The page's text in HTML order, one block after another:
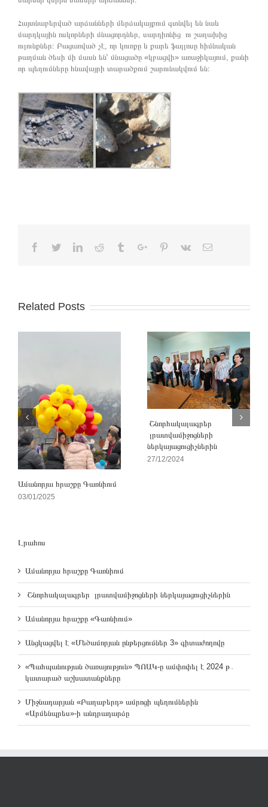
Հայտնաբերված արձանների մերձակայքում գտնվել են նաև
մարդկային ոսկորների մնացորդներ, սարդիոնից ու շաղախից
ուլունքներ։ Բացառված չէ, որ կուռքը և քարե ֆալլոսը հիմնական
թաղման ծեսի մի մասն են՝ մնացածը «կբացվի» առաջիկայում, քանի
որ պեղումները հնավայրի տարածքում շարունակվում են։
Facebook
TwitterLinkedinReddit TumblrGoogle+Pinterest
Vk Email
Related Posts
Ամանորյա հրաշքը Գառնիում
03/01/2025
Շնորհակալագրեր
լրատվամիջոցների
ներկայացուցիչներին
27/12/2024
Լրահոս
Ամանորյա հրաշքը Գառնիում
Շնորհակալագրեր լրատվամիջոցների ներկայացուցիչներին
Ամանորյա հրաշքը «Գառնիում»
Անցկացվել է «Մեծամորյան ընթերցումներ 3» գիտաժողովը
«Պահպանության ծառայություն» ՊՈԱԿ-ը ամփոփել է 2024 թ․
կատարած աշխատանքները
Միջնադարյան «Բաղաբերդ» ամրոցի պեղումներին
«Արմենպրես»-ի անդրադարձը